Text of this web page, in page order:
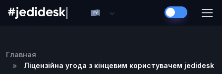
Главная
Ліцензійна угода з кінцевим користувачем jedidesk